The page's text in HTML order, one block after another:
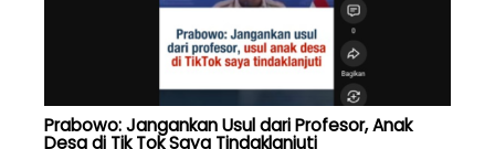
Prabowo: Jangankan Usul dari Profesor, Anak
Desa di Tik Tok Saya Tindaklanjuti